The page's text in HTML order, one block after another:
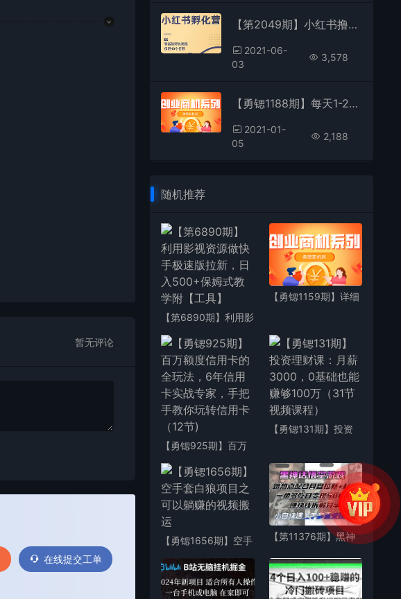
暂无评论
在线提交工单
【第2049期】小红书撸金快速起量项目：教你如何快速起号获得曝光，做到月躺赚在3000+
2021-06-
03
3,578
【勇锶1188期】每天1-2篇文章，根据平台的现金奖励政策，月薪过万很简单
2021-01-
05
2,188
随机推荐
【第6890期】利用影
拉新，日入500+保姆
式教学附【工具】
【勇锶1159期】详细
平台倒卖赚钱）
【勇锶925期】百万
法，6年信用卡实战
专家，手把手教你玩
转信用卡（12节)
【勇锶131期】投资
（31节视频课程）
【勇锶1656期】空手
赚的视频搬运
【第11376期】黑神
合网盘拉新+私域